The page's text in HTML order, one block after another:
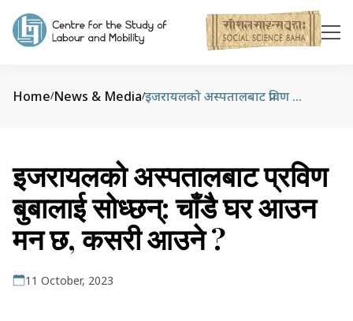
Home/News & Media/ इजरायलको अस्पतालबाट प्रविण बुबालाई सोध्छन्: चाँडै घर आउन मन छ, कसरी आउने ?
इजरायलको अस्पतालबाट प्रविण
बुबालाई सोध्छन्: चाँडै घर आउन
मन छ, कसरी आउने ?
11 October, 2023